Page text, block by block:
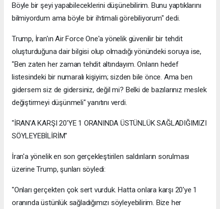
Böyle bir şeyi yapabileceklerini düşünebilirim. Bunu yaptıklarını
bilmiyordum ama böyle bir ihtimali görebiliyorum" dedi.
Trump, İran'ın Air Force One'a yönelik güvenilir bir tehdit
oluşturduğuna dair bilgisi olup olmadığı yönündeki soruya ise,
"Ben zaten her zaman tehdit altındayım. Onların hedef
listesindeki bir numaralı kişiyim; sizden bile önce. Ama ben
gidersem siz de gidersiniz, değil mi? Belki de bazılarınız meslek
değiştirmeyi düşünmeli" yanıtını verdi.
"İRAN'A KARŞI 20'YE 1 ORANINDA ÜSTÜNLÜK SAĞLADIĞIMIZI
SÖYLEYEBİLİRİM"
İran'a yönelik en son gerçekleştirilen saldırıların sorulması
üzerine Trump, şunları söyledi:
"Onları gerçekten çok sert vurduk. Hatta onlara karşı 20'ye 1
oranında üstünlük sağladığımızı söyleyebilirim. Bize her